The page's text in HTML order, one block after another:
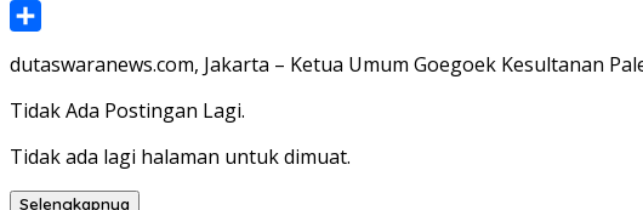
Messenger
dutaswaranews.com, Jakarta – Ketua Umum Goegoek Kesultanan
Tidak Ada Postingan Lagi.
Tidak ada lagi halaman untuk dimuat.
Selengkapnya